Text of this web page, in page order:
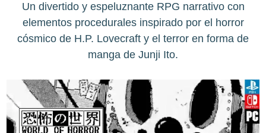
Un divertido y espeluznante RPG narrativo con
elementos procedurales inspirado por el horror
cósmico de H.P. Lovecraft y el terror en forma de
manga de Junji Ito.